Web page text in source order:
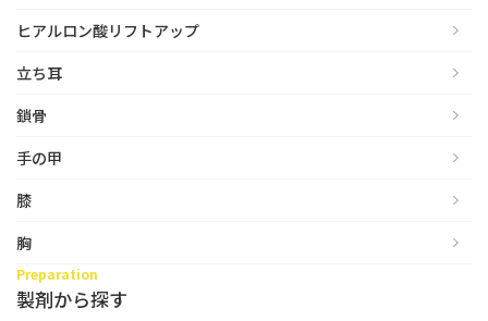
ヒアルロン酸リフトアップ
立ち耳
鎖骨
手の甲
膝
胸
Preparation
製剤から探す